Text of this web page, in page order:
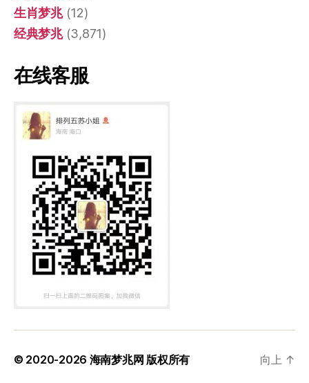
生肖梦兆(12)
经典梦兆(3,871)
在线客服
© 2020-2026 海南梦兆网 版权所有 向上 ↑